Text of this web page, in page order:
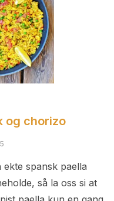
og chorizo
spansk paella
så la oss si at